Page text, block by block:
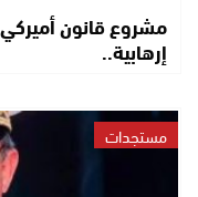
مشروع قانون
إرهابية..
مستجدات